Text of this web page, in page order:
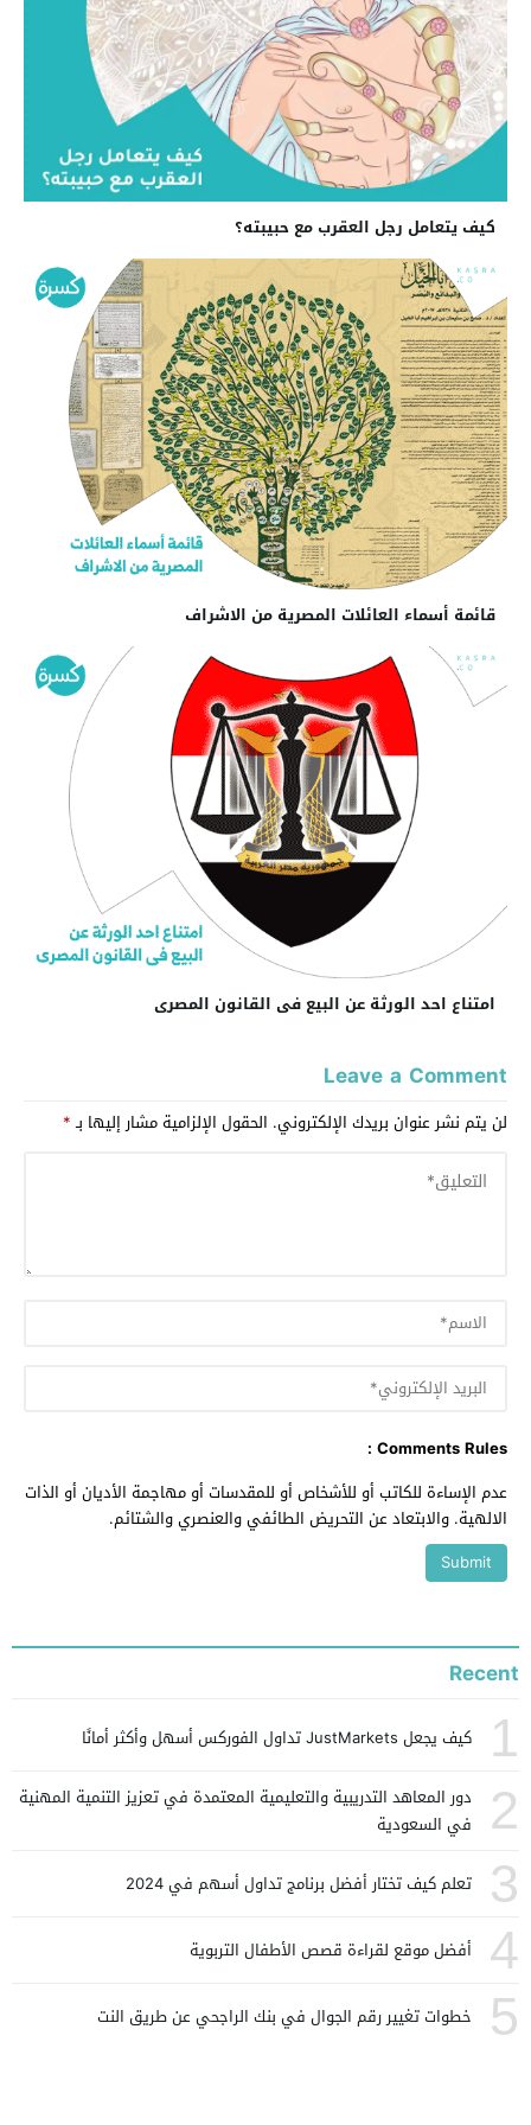
كيف يتعامل رجل العقرب مع حبيبته؟
قائمة أسماء العائلات المصرية من الاشراف
امتناع احد الورثة عن البيع فى القانون المصرى
Leave a Comment
لن يتم نشر عنوان بريدك الإلكتروني. الحقول الإلزامية مشار إليها بـ*
Comments Rules :
عدم الإساءة للكاتب أو للأشخاص أو للمقدسات أو مهاجمة الأديان أو الذات
الالهية. والابتعاد عن التحريض الطائفي والعنصري والشتائم.
Recent
1 كيف يجعل JustMarkets تداول الفوركس أسهل وأكثر أمانًا
2
دور المعاهد التدريبية والتعليمية المعتمدة في تعزيز التنمية المهنية
في السعودية
3 تعلم كيف تختار أفضل برنامج تداول أسهم في 2024
4 أفضل موقع لقراءة قصص الأطفال التربوية
5 خطوات تغيير رقم الجوال في بنك الراجحي عن طريق النت